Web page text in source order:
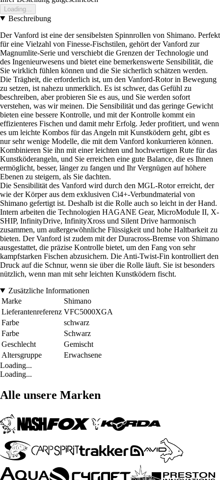
Loading...
Beschreibung
Der Vanford ist eine der sensibelsten Spinnrollen von Shimano. Perfekt
für eine Vielzahl von Finesse-Fischstilen, gehört der Vanford zur
Magnumlite-Serie und verschiebt die Grenzen der Technologie und
des Ingenieurwesens und bietet eine bemerkenswerte Sensibilität, die
Sie wirklich fühlen können und die Sie sicherlich schätzen werden.
Die Trägheit, die erforderlich ist, um den Vanford-Rotor in Bewegung
zu setzen, ist nahezu unmerklich. Es ist schwer, das Gefühl zu
beschreiben, aber probieren Sie es aus, und Sie werden sofort
verstehen, was wir meinen. Die Sensibilität und das geringe Gewicht
bieten eine bessere Kontrolle, und mit der Kontrolle kommt ein
effizienteres Fischen und damit mehr Erfolg. Jeder profitiert, und wenn
es um leichte Kombos für das Angeln mit Kunstködern geht, gibt es
nur sehr wenige Modelle, die mit dem Vanford konkurrieren können.
Kombinieren Sie ihn mit einer leichten und hochwertigen Rute für das
Kunstköderangeln, und Sie erreichen eine gute Balance, die es Ihnen
ermöglicht, besser, länger zu fangen und Ihr Vergnügen auf höhere
Ebenen zu steigern, als Sie dachten.
Die Sensibilität des Vanford wird durch den MGL-Rotor erreicht, der
wie der Körper aus dem exklusiven Ci4+-Verbundmaterial von
Shimano gefertigt ist. Deshalb ist die Rolle auch so leicht in der Hand.
Intern arbeiten die Technologien HAGANE Gear, MicroModule II, X-
SHIP, InfinityDrive, InfinityXross und Silent Drive harmonisch
zusammen, um außergewöhnliche Flüssigkeit und hohe Haltbarkeit zu
bieten. Der Vanford ist zudem mit der Duracross-Bremse von Shimano
ausgestattet, die präzise Kontrolle bietet, um den Fang von sehr
kampfstarken Fischen abzusichern. Die Anti-Twist-Fin kontrolliert den
Druck auf die Schnur, wenn sie über die Rolle läuft. Sie ist besonders
nützlich, wenn man mit sehr leichten Kunstködern fischt.
Zusätzliche Informationen
Marke
Shimano
Lieferantenreferenz VFC5000XGA
Farbe
schwarz
Farbe
Schwarz
Geschlecht
Gemischt
Altersgruppe
Erwachsene
Loading...
Loading...
Alle unsere Marken